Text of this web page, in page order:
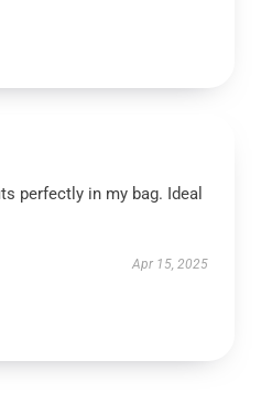
perfectly in my bag. Ideal
Apr 15, 2025